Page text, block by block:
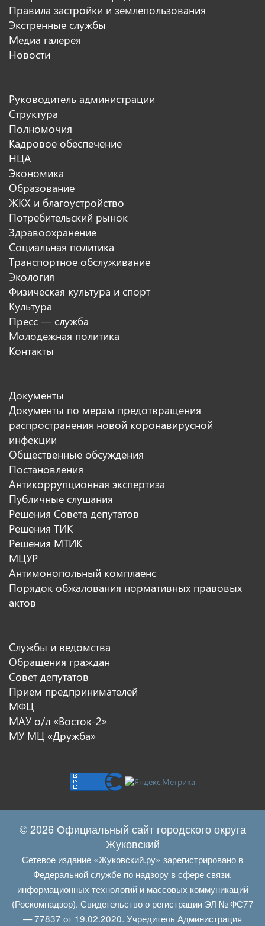
Правила застройки и землепользования
Экстренные службы
Медиа галерея
Новости
Руководитель администрации
Структура
Полномочия
Кадровое обеспечение
НЦА
Экономика
Образование
ЖКХ и благоустройство
Потребительский рынок
Здравоохранение
Социальная политика
Транспортное обслуживание
Экология
Физическая культура и спорт
Культура
Пресс — служба
Молодежная политика
Контакты
Документы
Документы по мерам предотвращения
распространения новой коронавирусной
инфекции
Общественные обсуждения
Постановления
Антикоррупционная экспертиза
Публичные слушания
Решения Совета депутатов
Решения ТИК
Решения МТИК
МЦУР
Антимонопольный комплаенс
Порядок обжалования нормативных правовых
актов
Службы и ведомства
Обращения граждан
Совет депутатов
Прием предпринимателей
МФЦ
МАУ о/л «Восток-2»
МУ МЦ «Дружба»
© 2026 Официальный сайт городского округа
Жуковский
Сетевое издание «Жуковский.ру» зарегистрировано в
Федеральной службе по надзору в сфере связи,
информационных технологий и массовых коммуникаций
(Роскомнадзор). Свидетельство о регистрации ЭЛ № ФС77
— 77837 от 19.02.2020. Учредитель Администрация